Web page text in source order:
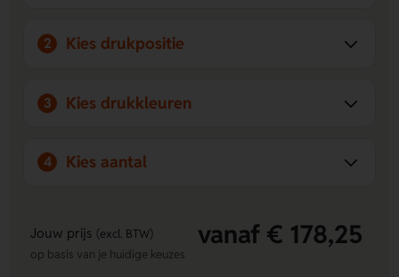
2 Kies drukpositie
3 Kies drukkleuren
4 Kies aantal
Jouw prijs (excl. BTW) vanaf € 178,25
op basis van je huidige keuzes